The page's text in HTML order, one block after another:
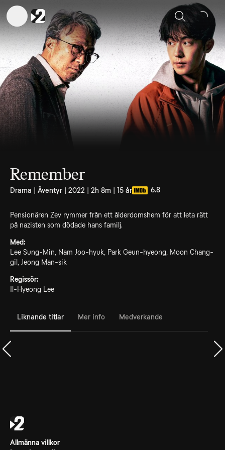
Sök
Remember
Drama | Äventyr | 2022 | 2h 8m | 15 år 6.8
Pensionären Zev rymmer från ett ålderdomshem för att leta rätt
på nazisten som dödade hans familj.
Med:
Lee Sung-Min, Nam Joo-hyuk, Park Geun-hyeong, Moon Chang-
gil, Jeong Man-sik
Regissör:
Il-Hyeong Lee
Liknande titlar Mer info Medverkande
Allmänna villkor